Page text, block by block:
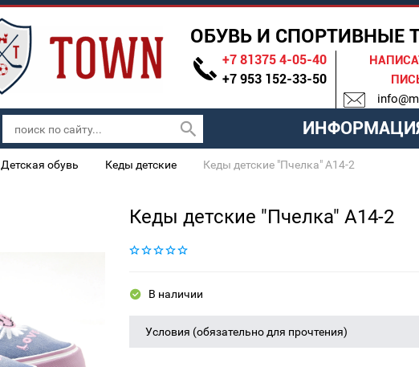
ОБУВЬ И СПОРТИВНЫЕ
+7 81375 4-05-40
+7 953 152-33-50
Детская обувь Кеды детские Кеды детские "Пчелка" A14-2
Кеды детские "Пчелка" A14-2
В наличии
Условия (обязательно для прочтения)